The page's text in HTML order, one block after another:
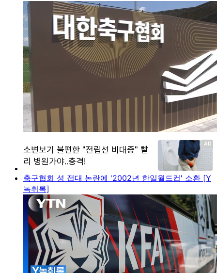
축구협회 성 접대 논란에 '2002년 한일월드컵' 소환 [Y
녹취록]